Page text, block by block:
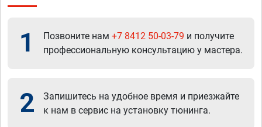
1 Позвоните нам +7 8412 50-03-79 и получите
профессиональную консультацию у мастера.
2
Запишитесь на удобное время и приезжайте
к нам в сервис на установку тюнинга.